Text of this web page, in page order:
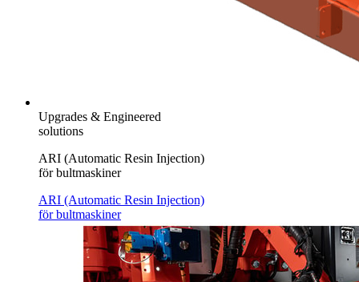
Upgrades & Engineered
solutions
ARI (Automatic Resin Injection)
för bultmaskiner
ARI (Automatic Resin Injection)
för bultmaskiner